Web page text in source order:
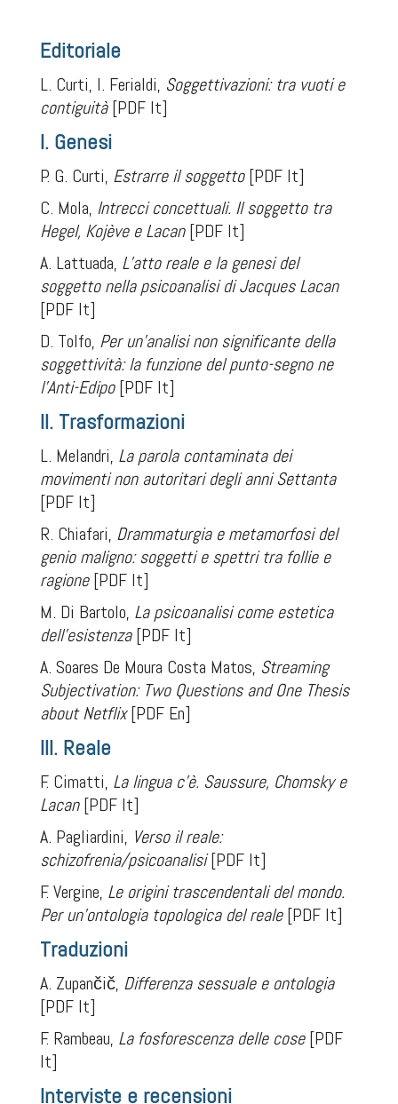
Editoriale
L. Curti, I. Ferialdi, Soggettivazioni: tra vuoti e
contiguità[PDF It]
I. Genesi
P. G. Curti, Estrarre il soggetto[PDF It]
C. Mola, Intrecci concettuali. Il soggetto tra
Hegel, Kojève e Lacan[PDF It]
A. Lattuada, L’atto reale e la genesi del
soggetto nella psicoanalisi di Jacques Lacan
[PDF It]
D. Tolfo, Per un'analisi non significante della
soggettività: la funzione del punto-segno ne
l'Anti-Edipo[PDF It]
II. Trasformazioni
L. Melandri, La parola contaminata dei
movimenti non autoritari degli anni Settanta
[PDF It]
R. Chiafari, Drammaturgia e metamorfosi del
genio maligno: soggetti e spettri tra follie e
ragione[PDF It]
M. Di Bartolo, La psicoanalisi come estetica
dell'esistenza[PDF It]
A. Soares De Moura Costa Matos, Streaming
Subjectivation: Two Questions and One Thesis
about Netflix[PDF En]
III. Reale
F. Cimatti, La lingua c'è. Saussure, Chomsky e
Lacan[PDF It]
A. Pagliardini, Verso il reale:
schizofrenia/psicoanalisi[PDF It]
F. Vergine, Le origini trascendentali del mondo.
Per un'ontologia topologica del reale[PDF It]
Traduzioni
A. Zupančič, Differenza sessuale e ontologia
[PDF It]
F. Rambeau, La fosforescenza delle cose[PDF
It]
Interviste e recensioni